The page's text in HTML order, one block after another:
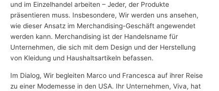
und im Einzelhandel arbeiten – Jeder, der Produkte
präsentieren muss. Insbesondere, Wir werden uns ansehen,
wie dieser Ansatz im Merchandising-Geschäft angewendet
werden kann. Merchandising ist der Handelsname für
Unternehmen, die sich mit dem Design und der Herstellung
von Kleidung und Haushaltsartikeln befassen.
Im Dialog, Wir begleiten Marco und Francesca auf ihrer Reise
zu einer Modemesse in den USA. Ihr Unternehmen, Viva, hat